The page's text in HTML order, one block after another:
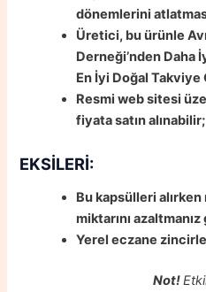
dönemlerini
Üretici, bu ürünle
Derneği’nden Daha
En İyi Doğal Takviye
Resmi web sitesi
fiyata satın alınabilir;
EKSİLERİ:
Bu kapsülleri
miktarını
Yerel eczane
Not!